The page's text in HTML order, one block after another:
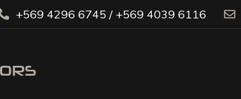
+569 4296 6745 / +569 4039 6116